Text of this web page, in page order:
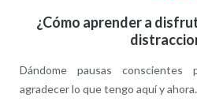
¿Cómo aprender a
Dándome pausas conscientes
agradecer lo que tengo aquí y ahora.